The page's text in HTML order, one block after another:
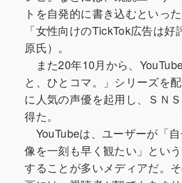
トを自発的に書き込むといった
「女性向けのTickTok広告は好
原氏）。
また20年10月から、
と、ひとコマ。」シリーズを
に人気の声優を起用し、ＳＮ
得た。
YouTubeは、ユーザーが「
像を一刻も早く観たい」とい
することが多いメディアだ。